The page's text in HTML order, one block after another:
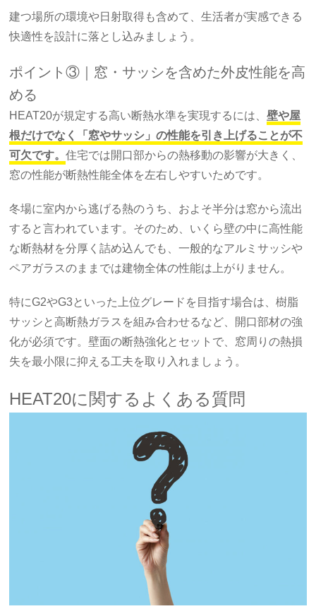
建つ場所の環境や日射取得も含めて、生活者が実感できる
快適性を設計に落とし込みましょう。
ポイント③｜窓・サッシを含めた外皮性能を高
める
HEAT20が規定する高い断熱水準を実現するには、壁や屋
根だけでなく「窓やサッシ」の性能を引き上げることが不
可欠です。住宅では開口部からの熱移動の影響が大きく、
窓の性能が断熱性能全体を左右しやすいためです。
冬場に室内から逃げる熱のうち、およそ半分は窓から流出
すると言われています。そのため、いくら壁の中に高性能
な断熱材を分厚く詰め込んでも、一般的なアルミサッシや
ペアガラスのままでは建物全体の性能は上がりません。
特にG2やG3といった上位グレードを目指す場合は、樹脂
サッシと高断熱ガラスを組み合わせるなど、開口部材の強
化が必須です。壁面の断熱強化とセットで、窓周りの熱損
失を最小限に抑える工夫を取り入れましょう。
HEAT20に関するよくある質問